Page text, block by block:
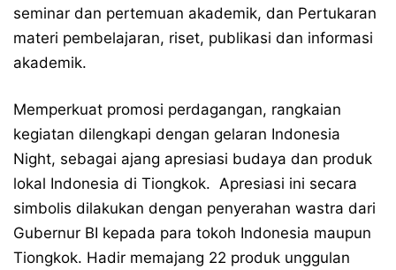
seminar dan pertemuan akademik, dan Pertukaran
materi pembelajaran, riset, publikasi dan informasi
akademik.
Memperkuat promosi perdagangan, rangkaian
kegiatan dilengkapi dengan gelaran Indonesia
Night, sebagai ajang apresiasi budaya dan produk
lokal Indonesia di Tiongkok. Apresiasi ini secara
simbolis dilakukan dengan penyerahan wastra dari
Gubernur BI kepada para tokoh Indonesia maupun
Tiongkok. Hadir memajang 22 produk unggulan